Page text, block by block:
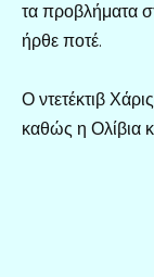
τα προβλήματα
ήρθε ποτέ.
Ο ντετέκτιβ
καθώς η Ολίβια